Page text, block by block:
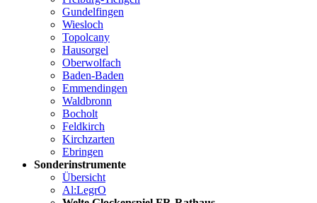
Gundelfingen
Wiesloch
Topolcany
Hausorgel
Oberwolfach
Baden-Baden
Emmendingen
Waldbronn
Bocholt
Feldkirch
Kirchzarten
Ebringen
Sonderinstrumente
Übersicht
Al:LegrO